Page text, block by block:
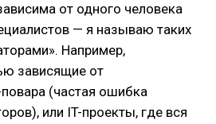
от одного человека
— я называю таких
Например,
зависящие от
(частая ошибка
или IT-проекты, где вся